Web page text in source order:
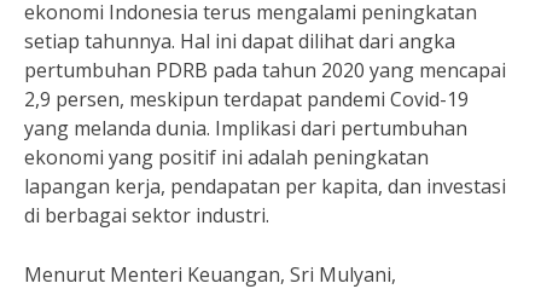
ekonomi Indonesia terus mengalami peningkatan
setiap tahunnya. Hal ini dapat dilihat dari angka
pertumbuhan PDRB pada tahun 2020 yang mencapai
2,9 persen, meskipun terdapat pandemi Covid-19
yang melanda dunia. Implikasi dari pertumbuhan
ekonomi yang positif ini adalah peningkatan
lapangan kerja, pendapatan per kapita, dan investasi
di berbagai sektor industri.
Menurut Menteri Keuangan, Sri Mulyani,